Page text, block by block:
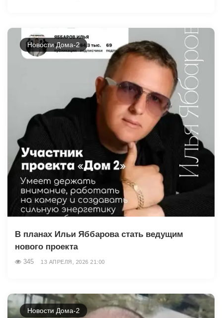
Новости Дома-2
В планах Ильи Яббарова стать ведущим
нового проекта
345 13 АПРЕЛЯ, 2026 21:00
Новости Дома-2